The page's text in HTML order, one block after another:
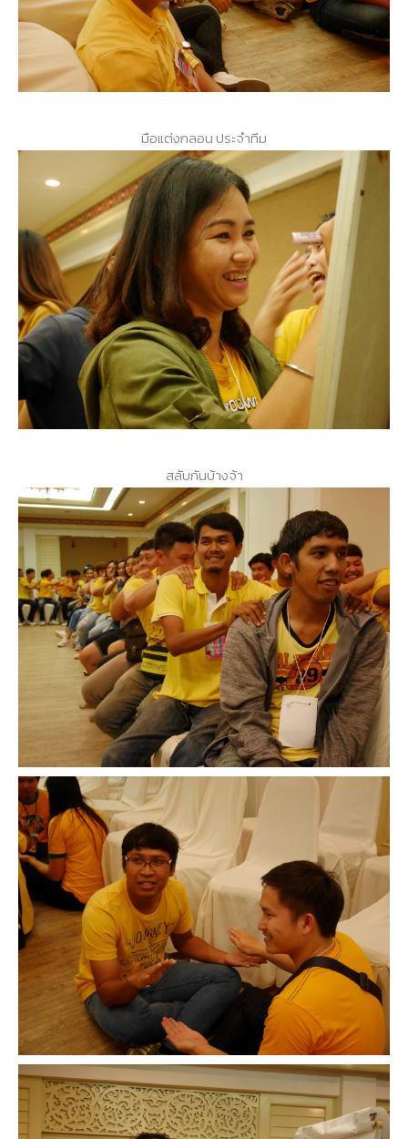
มือแต่งกลอน ประจำทีม
สลับกันบ้างจ้า